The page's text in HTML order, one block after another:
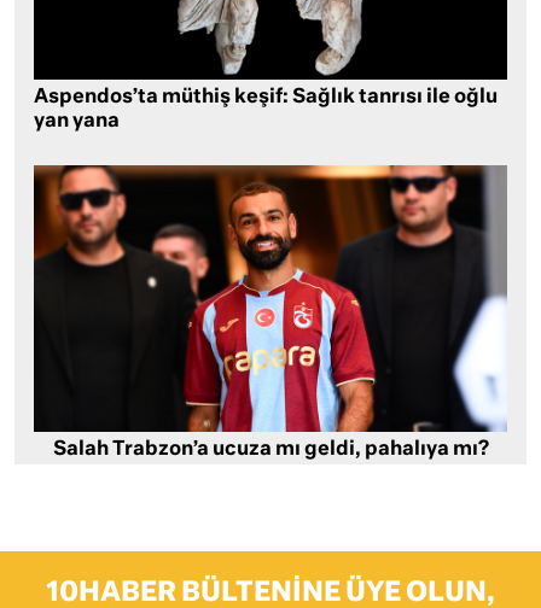
Aspendos’ta müthiş keşif: Sağlık tanrısı ile oğlu
yan yana
Salah Trabzon’a ucuza mı geldi, pahalıya mı?
10HABER BÜLTENINE ÜYE OLUN,